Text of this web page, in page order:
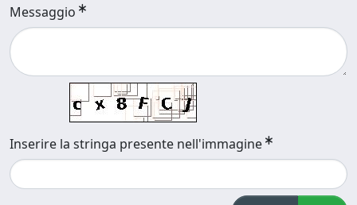
Messaggio
Inserire la stringa presente nell'immagine